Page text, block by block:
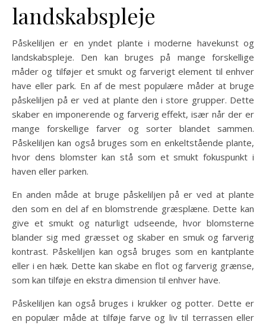
landskabspleje
Påskeliljen er en yndet plante i moderne havekunst og
landskabspleje. Den kan bruges på mange forskellige
måder og tilføjer et smukt og farverigt element til enhver
have eller park. En af de mest populære måder at bruge
påskeliljen på er ved at plante den i store grupper. Dette
skaber en imponerende og farverig effekt, især når der er
mange forskellige farver og sorter blandet sammen.
Påskeliljen kan også bruges som en enkeltstående plante,
hvor dens blomster kan stå som et smukt fokuspunkt i
haven eller parken.
En anden måde at bruge påskeliljen på er ved at plante
den som en del af en blomstrende græsplæne. Dette kan
give et smukt og naturligt udseende, hvor blomsterne
blander sig med græsset og skaber en smuk og farverig
kontrast. Påskeliljen kan også bruges som en kantplante
eller i en hæk. Dette kan skabe en flot og farverig grænse,
som kan tilføje en ekstra dimension til enhver have.
Påskeliljen kan også bruges i krukker og potter. Dette er
en populær måde at tilføje farve og liv til terrassen eller